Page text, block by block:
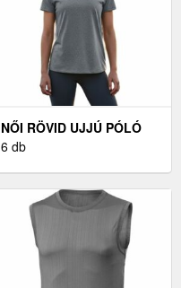
NŐI RÖVID UJJÚ PÓLÓ
UNDER ARMOUR UA
6 db